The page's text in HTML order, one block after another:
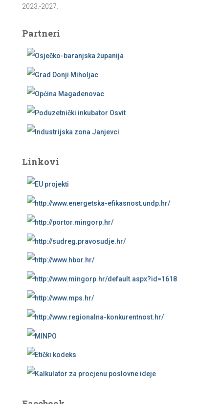
2023.-2027.
Partneri
Linkovi